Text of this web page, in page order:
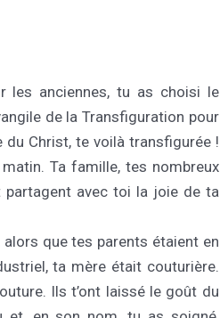
les anciennes, tu as choisi le
de la Transfiguration pour
du Christ, te voilà transfigurée !
Ta famille, tes nombreux
avec toi la joie de ta
que tes parents étaient en
ta mère était couturière.
Ils t’ont laissé le goût du